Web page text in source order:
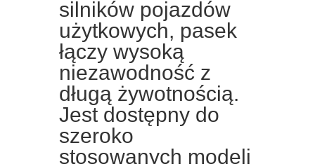
silników pojazdów
użytkowych, pasek
łączy wysoką
niezawodność z
długą żywotnością.
Jest dostępny do
szeroko
stosowanych modeli